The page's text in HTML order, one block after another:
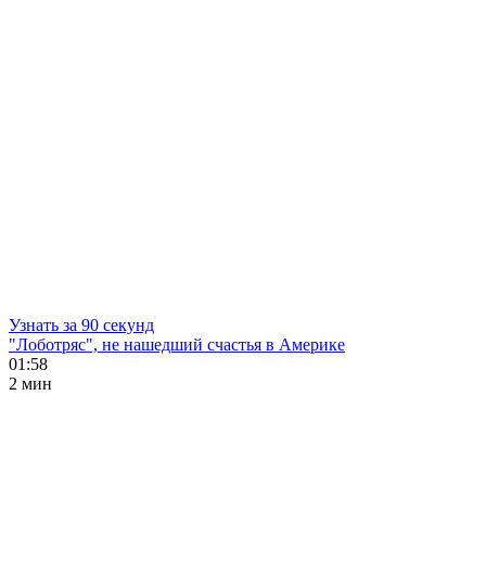
Узнать за 90 секунд
"Лоботряс", не нашедший счастья в Америке
01:58
2 мин